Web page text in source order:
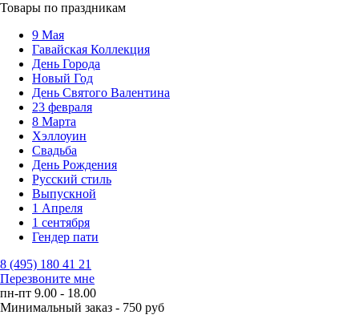
Товары по праздникам
9 Мая
Гавайская Коллекция
День Города
Новый Год
День Святого Валентина
23 февраля
8 Марта
Хэллоуин
Свадьба
День Рождения
Русский стиль
Выпускной
1 Апреля
1 сентября
Гендер пати
8 (495) 180 41 21
Перезвоните мне
пн-пт 9.00 - 18.00
Минимальный заказ - 750 руб